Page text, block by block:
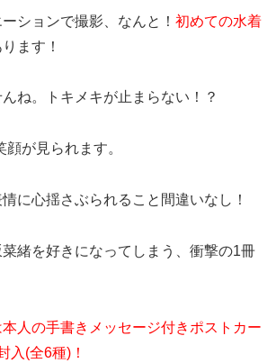
ションで撮影、なんと！ 初めての水着
ます！
ね。トキメキが止まらない！？
が見られます。
に心揺さぶられること間違いなし！
緒を好きになってしまう、衝撃の1冊
人の手書きメッセージ付きポストカー
入(全6種)！